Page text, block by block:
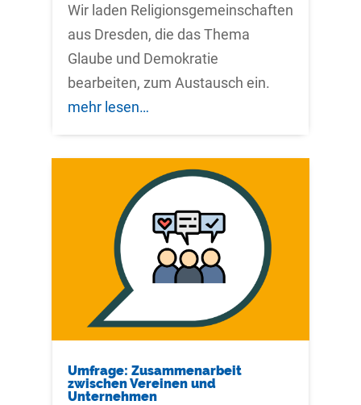
Wir laden Religionsgemeinschaften
aus Dresden, die das Thema
Glaube und Demokratie
bearbeiten, zum Austausch ein.
mehr lesen…
Umfrage: Zusammenarbeit
zwischen Vereinen und
Unternehmen